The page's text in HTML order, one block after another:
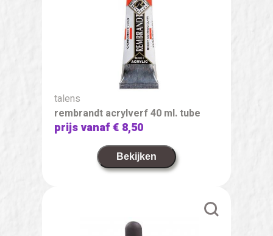
talens
rembrandt acrylverf 40 ml. tube
prijs vanaf€ 8,50
Bekijken